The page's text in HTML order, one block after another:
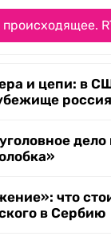
и цепи: в
дело
что
в Сербию